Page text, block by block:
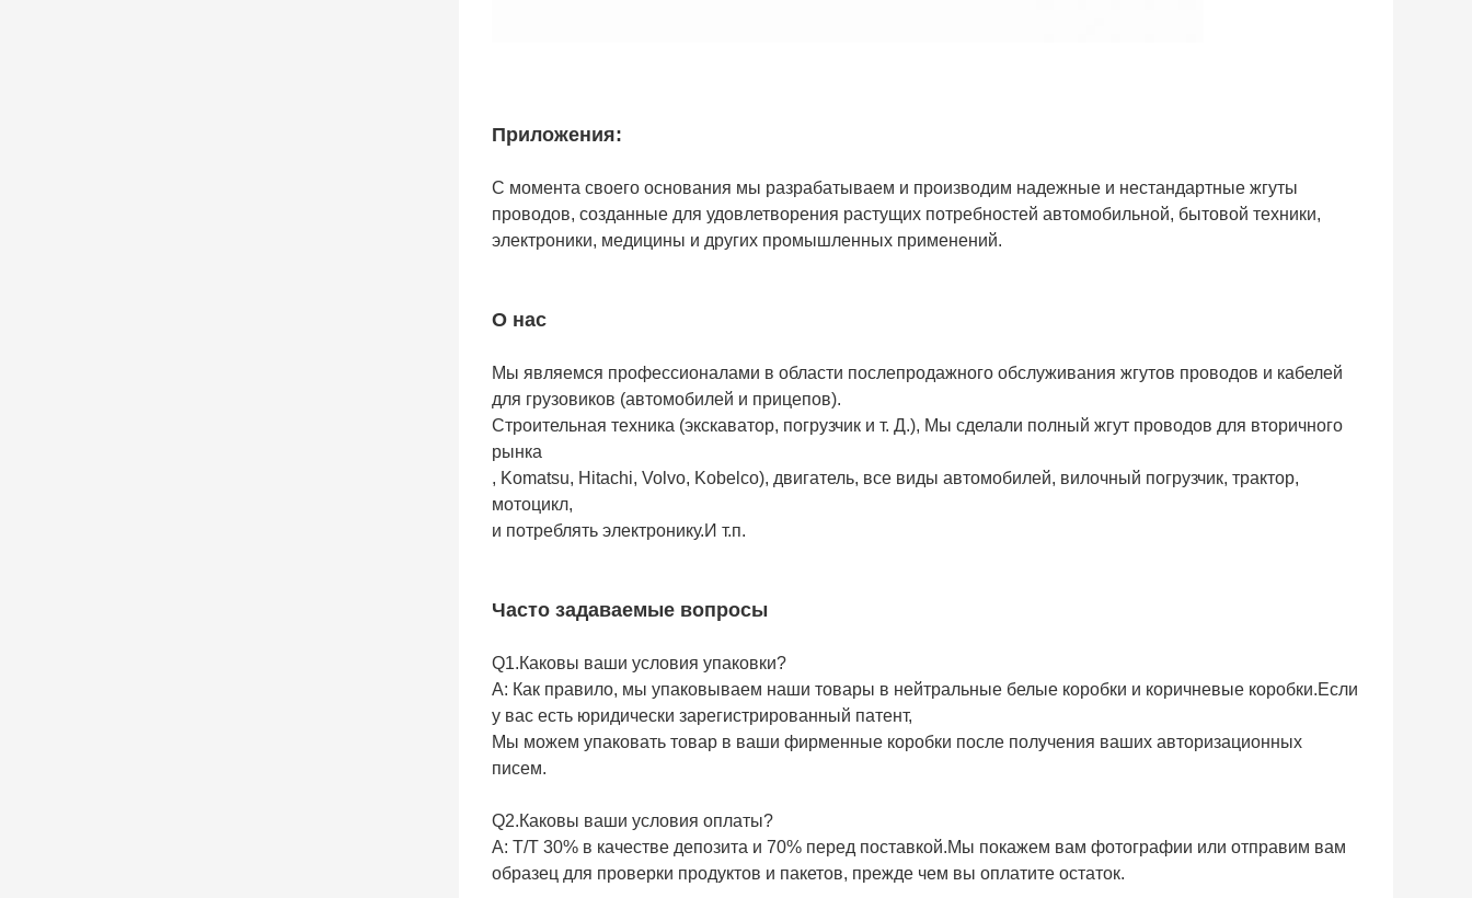
Приложения:
С момента своего основания мы разрабатываем и производим надежные и нестандартные жгуты
проводов, созданные для удовлетворения растущих потребностей автомобильной, бытовой техники,
электроники, медицины и других промышленных применений.
О нас
Мы являемся профессионалами в области послепродажного обслуживания жгутов проводов и кабелей
для грузовиков (автомобилей и прицепов).
Строительная техника (экскаватор, погрузчик и т. Д.), Мы сделали полный жгут проводов для вторичного
рынка
, Komatsu, Hitachi, Volvo, Kobelco), двигатель, все виды автомобилей, вилочный погрузчик, трактор,
мотоцикл,
и потреблять электронику.И т.п.
Часто задаваемые вопросы
Q1.Каковы ваши условия упаковки?
A: Как правило, мы упаковываем наши товары в нейтральные белые коробки и коричневые коробки.Если
у вас есть юридически зарегистрированный патент,
Мы можем упаковать товар в ваши фирменные коробки после получения ваших авторизационных
писем.
Q2.Каковы ваши условия оплаты?
A: T/T 30% в качестве депозита и 70% перед поставкой.Мы покажем вам фотографии или отправим вам
образец для проверки продуктов и пакетов, прежде чем вы оплатите остаток.